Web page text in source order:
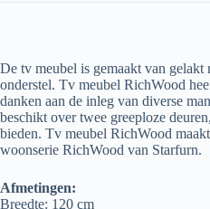
De tv meubel is gemaakt van gelakt
onderstel. Tv meubel RichWood
danken aan de inleg van diverse
beschikt over twee greeploze
bieden. Tv meubel RichWood
woonserie RichWood van Starfurn.
Afmetingen:
Breedte: 120 cm